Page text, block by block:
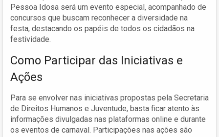
Pessoa Idosa será um evento especial, acompanhado de
concursos que buscam reconhecer a diversidade na
festa, destacando os papéis de todos os cidadãos na
festividade.
Como Participar das Iniciativas e
Ações
Para se envolver nas iniciativas propostas pela Secretaria
de Direitos Humanos e Juventude, basta ficar atento às
informações divulgadas nas plataformas online e durante
os eventos de carnaval. Participações nas ações são